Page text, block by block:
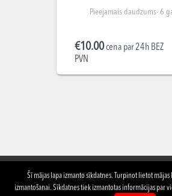
Pieejamais daudzums- 6
€10.00cena par 24h BEZ
PVN
PAR MUMS TELPU NOMA
Šī mājas lapa izmanto sīkdatnes. Turpinot lietot
izmantošanai. Sīkdatnes tiek izmantotas informācijas par